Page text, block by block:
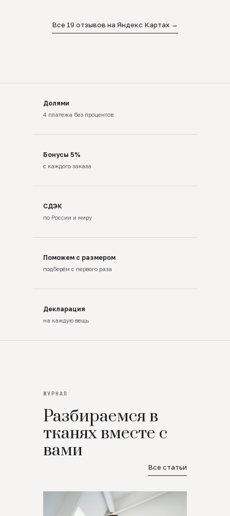
Все 19 отзывов на Яндекс Картах →
Долями
4 платежа без процентов
Бонусы 5%
с каждого заказа
СДЭК
по России и миру
Поможем с размером
подберём с первого раза
Декларация
на каждую вещь
ЖУРНАЛ
Разбираемся в
тканях вместе с
вами
Все статьи